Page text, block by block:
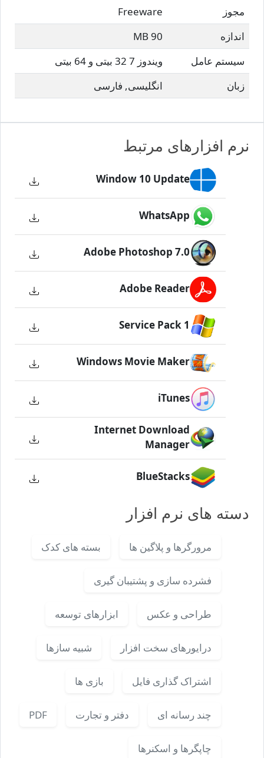
مجوز
Freeware
اندازه
90 MB
سیستم عامل
ویندوز 7 32 بیتی و 64 بیتی
زبان
انگلیسی, فارسی
نرم افزارهای مرتبط
Window 10 Update
WhatsApp
Adobe Photoshop 7.0
Adobe Reader
Service Pack 1
Windows Movie Maker
iTunes
Internet Download
Manager
BlueStacks
دسته های نرم افزار
مرورگرها و پلاگین ها بسته های کدک
فشرده سازی و پشتیبان گیری
طراحی و عکس ابزارهای توسعه
درایورهای سخت افزار شبیه سازها
اشتراک گذاری فایل بازی ها
چند رسانه ای دفتر و تجارت PDF
چاپگرها و اسکنرها